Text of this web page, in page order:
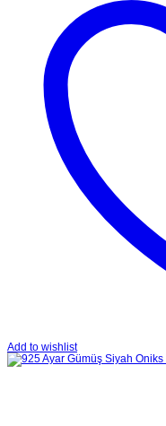
Add to wishlist